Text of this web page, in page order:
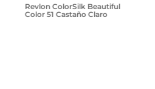
Revlon ColorSilk Beautiful
Color 51 Castaño Claro